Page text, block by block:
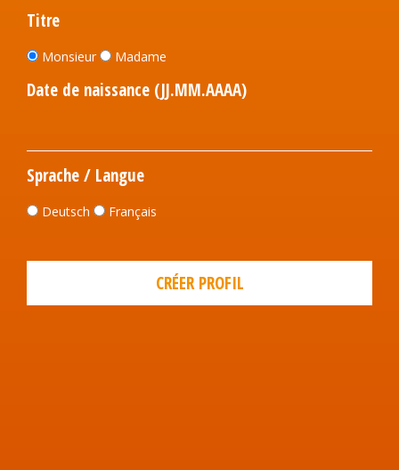
Titre
Monsieur Madame
Date de naissance (JJ.MM.AAAA)
Sprache / Langue
Deutsch Français
CRÉER PROFIL